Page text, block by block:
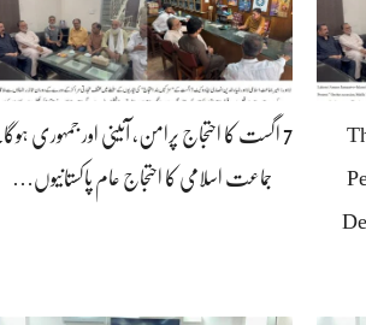
7 اگست کا احتجاج پرامن، آئینی اور جمہوری ہوگا۔
جماعت اسلامی کا احتجاج عام پاکستانیوں…